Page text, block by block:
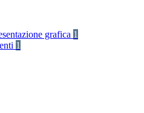
grafica 1
1